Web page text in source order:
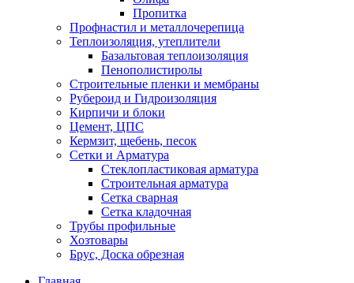
Пропитка
Профнастил и металлочерепица
Теплоизоляция, утеплители
Базальтовая теплоизоляция
Пенополистиролы
Строительные пленки и мембраны
Рубероид и Гидроизоляция
Кирпичи и блоки
Цемент, ЦПС
Кермзит, щебень, песок
Сетки и Арматура
Стеклопластиковая арматура
Строительная арматура
Сетка сварная
Сетка кладочная
Трубы профильные
Хозтовары
Брус, Доска обрезная